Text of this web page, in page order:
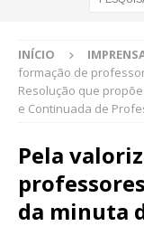
INÍCIO
formação de
Resolução que
e Continuada de
Pela
da minuta